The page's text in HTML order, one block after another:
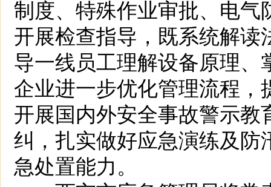
制度、特殊作业审批、电
开展检查指导，既系统解读
导一线员工理解设备原理
企业进一步优化管理流程
开展国内外安全事故警示
纠，扎实做好应急演练及
急处置能力。